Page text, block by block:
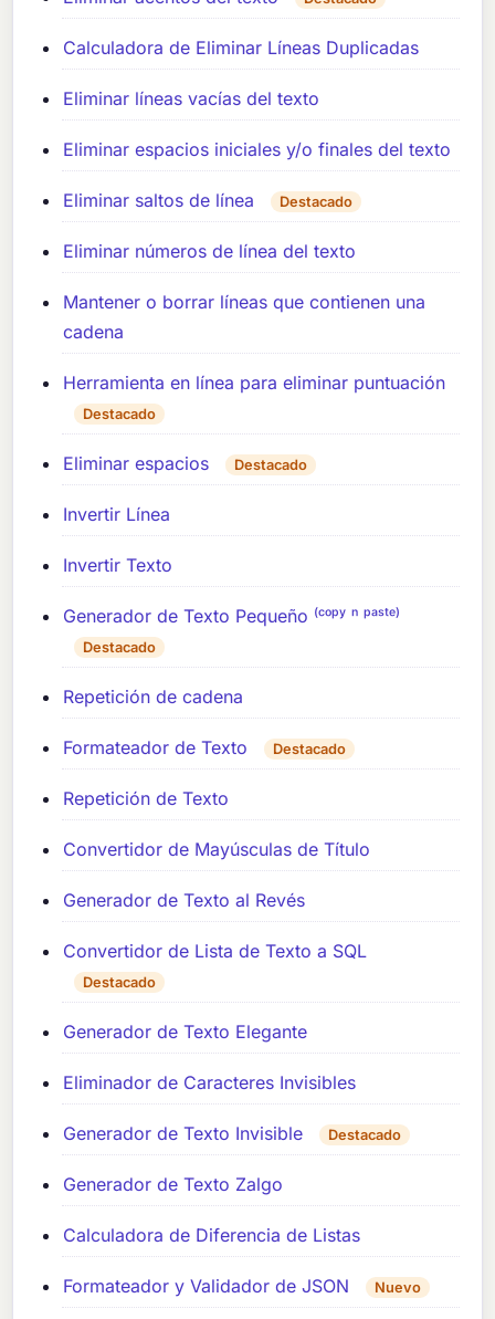
Calculadora de Eliminar Líneas Duplicadas
Eliminar líneas vacías del texto
Eliminar espacios iniciales y/o finales del texto
Eliminar saltos de línea Destacado
Eliminar números de línea del texto
Mantener o borrar líneas que contienen una
cadena
Herramienta en línea para eliminar puntuación
Destacado
Eliminar espacios Destacado
Invertir Línea
Invertir Texto
Generador de Texto Pequeño ⁽ᶜᵒᵖʸ ⁿ ᵖᵃˢᵗᵉ⁾
Destacado
Repetición de cadena
Formateador de Texto Destacado
Repetición de Texto
Convertidor de Mayúsculas de Título
Generador de Texto al Revés
Convertidor de Lista de Texto a SQL
Destacado
Generador de Texto Elegante
Eliminador de Caracteres Invisibles
Generador de Texto Invisible Destacado
Generador de Texto Zalgo
Calculadora de Diferencia de Listas
Formateador y Validador de JSON Nuevo